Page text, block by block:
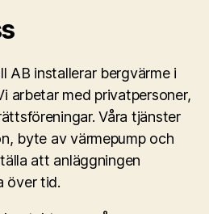
AB installerar bergvärme i
arbetar med privatpersoner,
Våra tjänster
byte av värmepump och
att anläggningen
över tid.